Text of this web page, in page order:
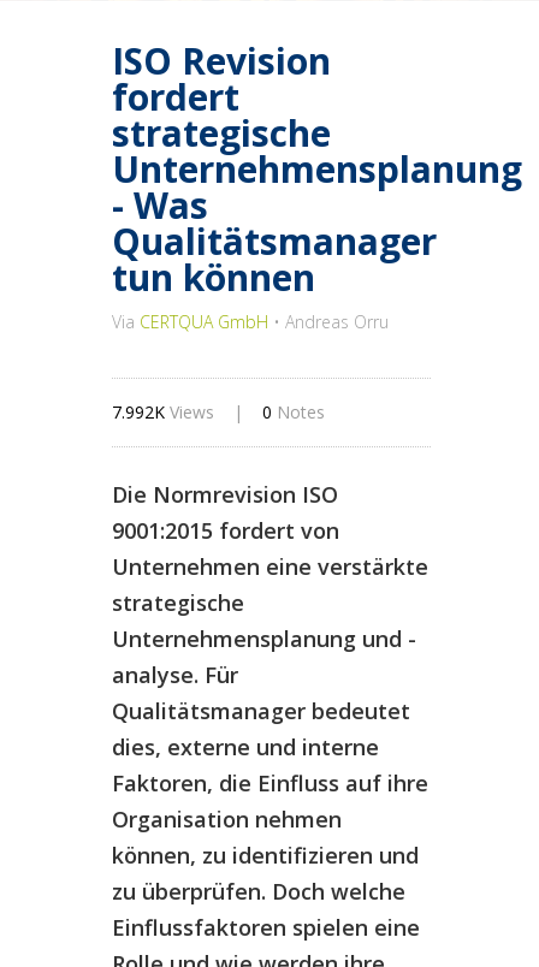
ISO Revision
fordert
strategische
Unternehmensplanung
- Was
Qualitätsmanager
tun können
Via CERTQUA GmbH • Andreas Orru
7.992K Views | 0 Notes
Die Normrevision ISO
9001:2015 fordert von
Unternehmen eine verstärkte
strategische
Unternehmensplanung und -
analyse. Für
Qualitätsmanager bedeutet
dies, externe und interne
Faktoren, die Einfluss auf ihre
Organisation nehmen
können, zu identifizieren und
zu überprüfen. Doch welche
Einflussfaktoren spielen eine